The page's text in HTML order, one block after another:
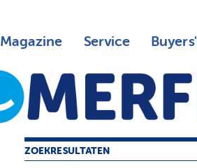
Magazine Service
ZOEKRESULTATEN